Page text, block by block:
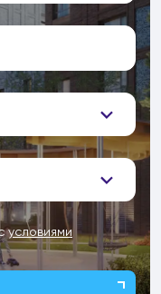
условиями